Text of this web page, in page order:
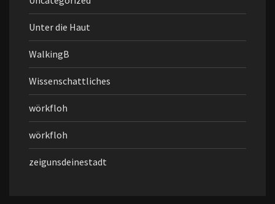
Unter die Haut
WalkingB
Wissenschattliches
wörkfloh
wörkfloh
zeigunsdeinestadt